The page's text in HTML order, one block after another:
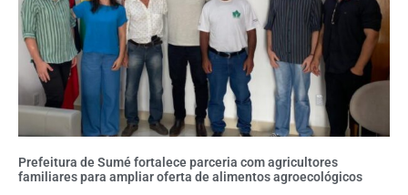
Prefeitura de Sumé fortalece parceria com agricultores
familiares para ampliar oferta de alimentos agroecológicos